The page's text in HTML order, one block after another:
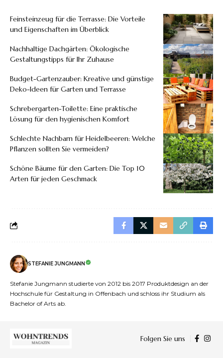
Feinsteinzeug für die Terrasse: Die Vorteile
und Eigenschaften im Überblick
Nachhaltige Dachgärten: Ökologische
Gestaltungstipps für Ihr Zuhause
Budget-Gartenzauber: Kreative und günstige
Deko-Ideen für Garten und Terrasse
Schrebergarten-Toilette: Eine praktische
Lösung für den hygienischen Komfort
Schlechte Nachbarn für Heidelbeeren: Welche
Pflanzen sollten Sie vermeiden?
Schöne Bäume für den Garten: Die Top 10
Arten für jeden Geschmack
STEFANIE JUNGMANN
Stefanie Jungmann studierte von 2012 bis 2017 Produktdesign an der
Hochschule für Gestaltung in Offenbach und schloss ihr Studium als
Bachelor of Arts ab.
Folgen Sie uns